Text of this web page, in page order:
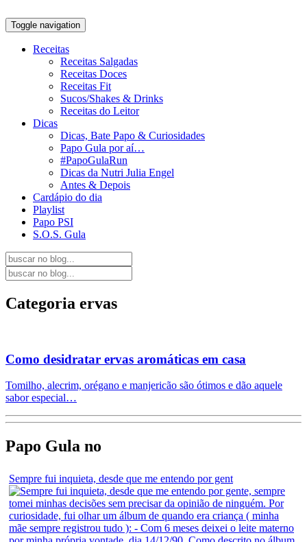
Toggle navigation
Receitas
Receitas Salgadas
Receitas Doces
Receitas Fit
Sucos/Shakes & Drinks
Receitas do Leitor
Dicas
Dicas, Bate Papo & Curiosidades
Papo Gula por aí…
#PapoGulaRun
Dicas da Nutri Julia Engel
Antes & Depois
Cardápio do dia
Playlist
Papo PSI
S.O.S. Gula
Categoria ervas
Como desidratar ervas aromáticas em casa
Tomilho, alecrim, orégano e manjericão são ótimos e dão aquele
sabor especial…
Papo Gula no
Sempre fui inquieta, desde que me entendo por gent